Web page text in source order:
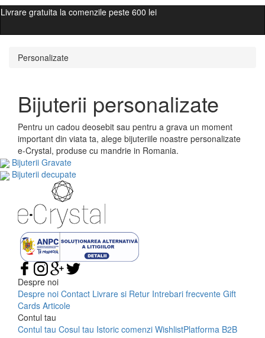
Livrare gratuita la comenzile peste 600 lei
Personalizate
Bijuterii personalizate
Pentru un cadou deosebit sau pentru a grava un moment
important din viata ta, alege bijuteriile noastre personalizate
e-Crystal, produse cu mandrie in Romania.
Bijuterii Gravate
Bijuterii decupate
Despre noi
Despre noi Contact Livrare si Retur Intrebari frecvente Gift
Cards Articole
Contul tau
Contul tau Cosul tau Istoric comenzi WishlistPlatforma B2B